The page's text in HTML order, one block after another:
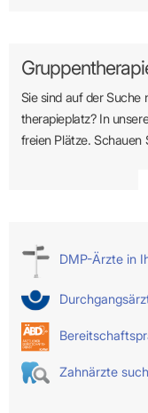
Sie sind auf der
therapie­platz? In
freien Plätze. Schauen
DMP-Ärzte in
Zahnärzte